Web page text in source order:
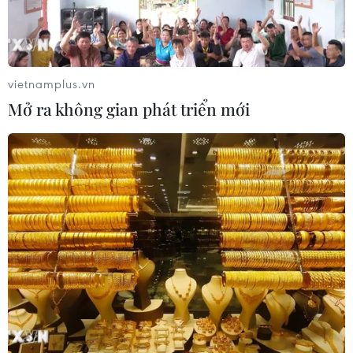
Nhận định Singapore vs
Indonesia (20h ngày 7/8): Cuộc quyết
đấu giành tấm vé bán kết duy nhất
Cục diện ASEAN Cup: Việt Nam
quyết giành ngôi đầu, Thái Lan vẫn
có thể bị loại
07/08/2026 02:29
Lịch thi đấu ASEAN Cup 2026 ngày
7/8: Việt Nam hướng đến ngôi đầu
07/08/2026 00:07
vietnamplus.vn
Mở ra không gian phát triển mới